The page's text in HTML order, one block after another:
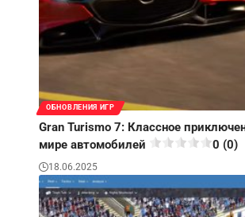
ОБНОВЛЕНИЯ ИГР
Gran Turismo 7: Классное
мире автомобилей
0 (0)
18.06.2025